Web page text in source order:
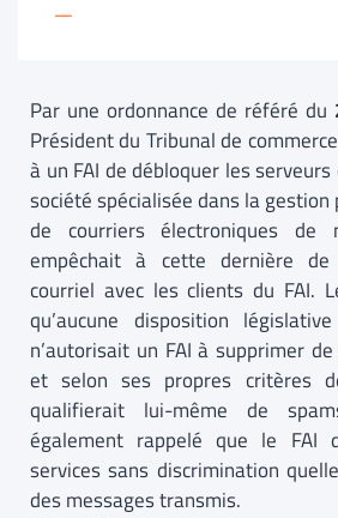
—
Par une ordonnance de référé du
Président du Tribunal de
à un FAI de débloquer les serveurs
société spécialisée dans la
de courriers électroniques de
empêchait à cette dernière de
courriel avec les clients du FAI.
qu’aucune disposition
n’autorisait un FAI à supprimer
et selon ses propres critères
qualifierait lui-même de
également rappelé que le FAI
services sans discrimination
des messages transmis.